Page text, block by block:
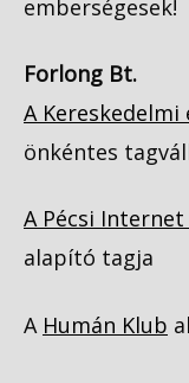
emberségesek!
Forlong Bt.
A
önkéntes
A Pécsi Internet
alapító tagja
A Humán Klub